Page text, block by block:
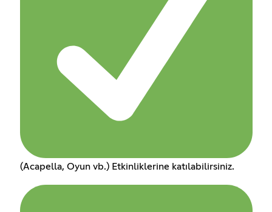
(Acapella, Oyun vb.) Etkinliklerine katılabilirsiniz.